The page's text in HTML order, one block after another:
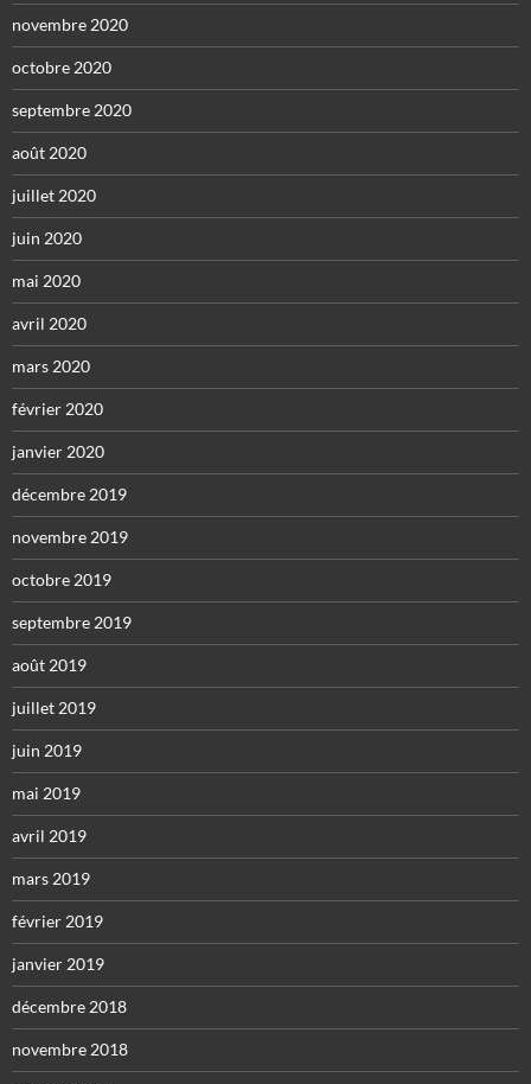
novembre 2020
octobre 2020
septembre 2020
août 2020
juillet 2020
juin 2020
mai 2020
avril 2020
mars 2020
février 2020
janvier 2020
décembre 2019
novembre 2019
octobre 2019
septembre 2019
août 2019
juillet 2019
juin 2019
mai 2019
avril 2019
mars 2019
février 2019
janvier 2019
décembre 2018
novembre 2018